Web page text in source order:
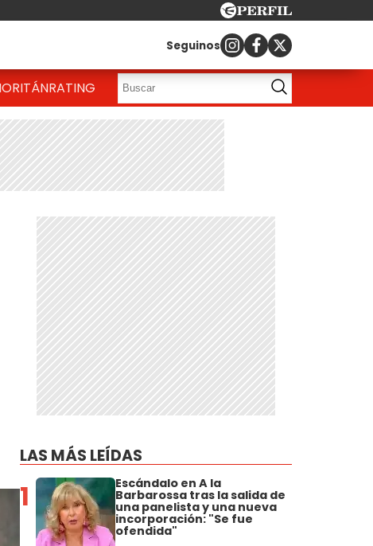
Seguinos
RATING
LAS MÁS LEÍDAS
1 Escándalo en A la
Barbarossa tras la salida de
una panelista y una nueva
incorporación: "Se fue
ofendida"